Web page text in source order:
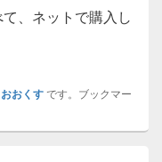
、ネットで購入し
おおくすです。ブックマー